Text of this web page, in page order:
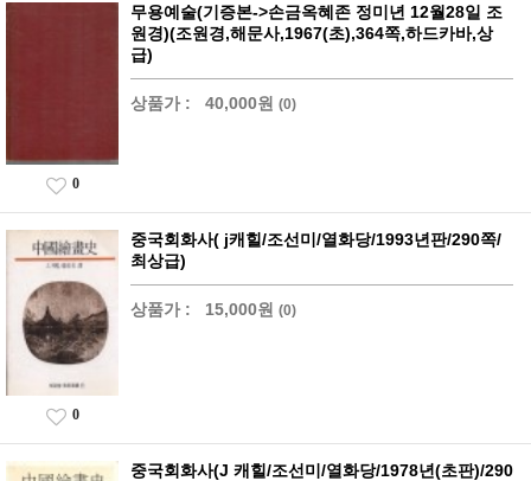
무용예술(기증본->손금옥혜존 정미년 12월28일 조
원경)(조원경,해문사,1967(초),364쪽,하드카바,상
급)
상품가 : 40,000원 (0)
0
중국회화사( j캐힐/조선미/열화당/1993년판/290쪽/
최상급)
상품가 : 15,000원 (0)
0
중국회화사(J 캐힐/조선미/열화당/1978년(초판)/290